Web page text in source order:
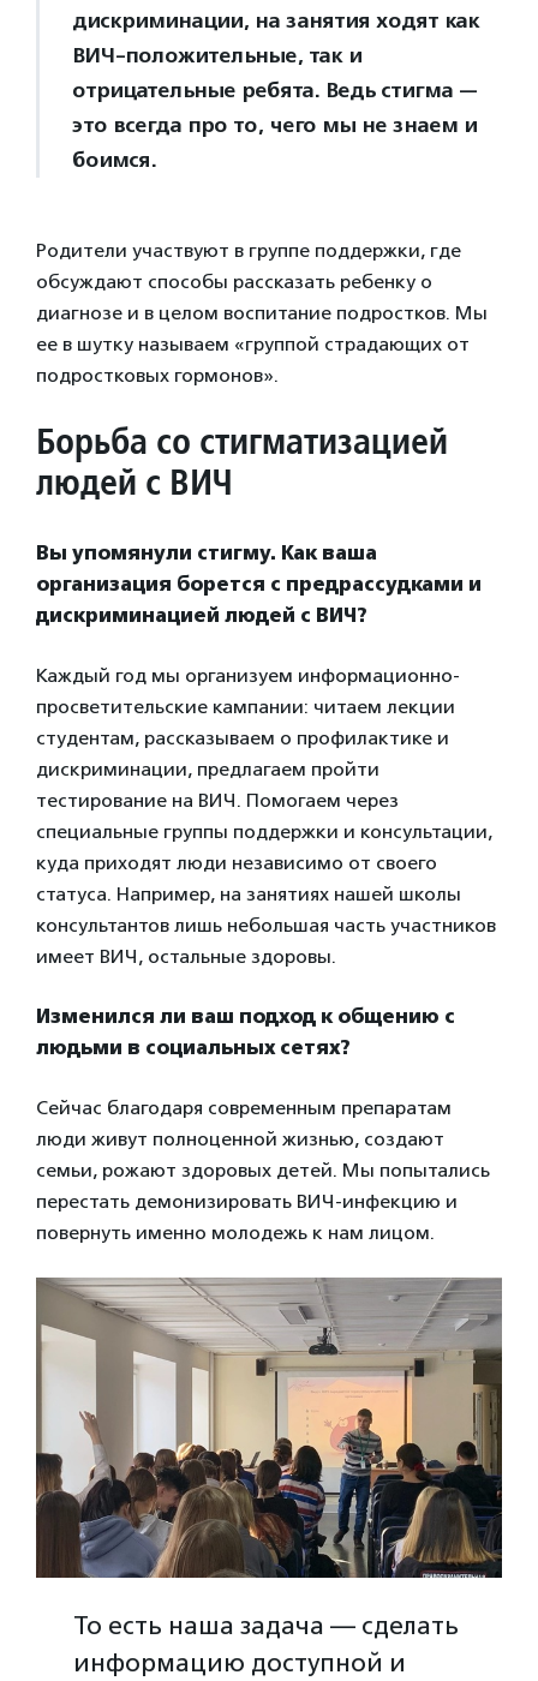
дискриминации, на занятия ходят как
ВИЧ-положительные, так и
отрицательные ребята. Ведь стигма —
это всегда про то, чего мы не знаем и
боимся.
Родители участвуют в группе поддержки, где
обсуждают способы рассказать ребенку о
диагнозе и в целом воспитание подростков. Мы
ее в шутку называем «группой страдающих от
подростковых гормонов».
Борьба со стигматизацией
людей с ВИЧ
Вы упомянули стигму. Как ваша
организация борется с предрассудками и
дискриминацией людей с ВИЧ?
Каждый год мы организуем информационно-
просветительские кампании: читаем лекции
студентам, рассказываем о профилактике и
дискриминации, предлагаем пройти
тестирование на ВИЧ. Помогаем через
специальные группы поддержки и консультации,
куда приходят люди независимо от своего
статуса. Например, на занятиях нашей школы
консультантов лишь небольшая часть участников
имеет ВИЧ, остальные здоровы.
Изменился ли ваш подход к общению с
людьми в социальных сетях?
Сейчас благодаря современным препаратам
люди живут полноценной жизнью, создают
семьи, рожают здоровых детей. Мы попытались
перестать демонизировать ВИЧ-инфекцию и
повернуть именно молодежь к нам лицом.
То есть наша задача — сделать
информацию доступной и